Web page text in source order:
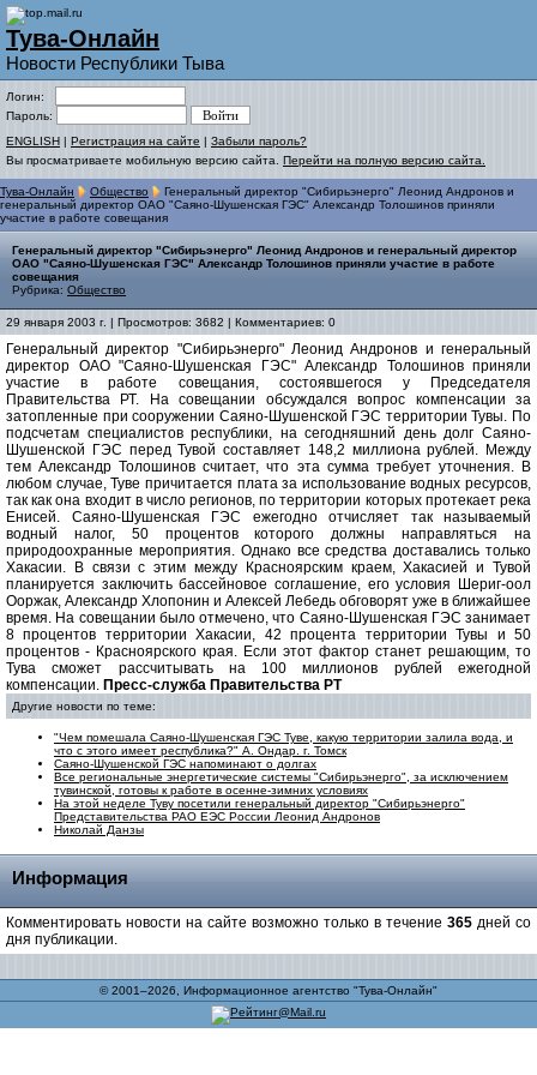
Тува-Онлайн
Новости Республики Тыва
Логин:
Пароль:
ENGLISH | Регистрация на сайте | Забыли пароль?
Вы просматриваете мобильную версию сайта. Перейти на полную версию сайта.
Тува-Онлайн Общество
Генеральный директор "Сибирьэнерго" Леонид Андронов и
генеральный директор ОАО "Саяно-Шушенская ГЭС" Александр Толошинов приняли
участие в работе совещания
Генеральный директор "Сибирьэнерго" Леонид Андронов и генеральный директор
ОАО "Саяно-Шушенская ГЭС" Александр Толошинов приняли участие в работе
совещания
Рубрика: Общество
29 января 2003 г. | Просмотров: 3682 | Комментариев: 0
Генеральный директор "Сибирьэнерго" Леонид Андронов и генеральный
директор ОАО "Саяно-Шушенская ГЭС" Александр Толошинов приняли
участие в работе совещания, состоявшегося у Председателя
Правительства РТ. На совещании обсуждался вопрос компенсации за
затопленные при сооружении Саяно-Шушенской ГЭС территории Тувы. По
подсчетам специалистов республики, на сегодняшний день долг Саяно-
Шушенской ГЭС перед Тувой составляет 148,2 миллиона рублей. Между
тем Александр Толошинов считает, что эта сумма требует уточнения. В
любом случае, Туве причитается плата за использование водных ресурсов,
так как она входит в число регионов, по территории которых протекает река
Енисей. Саяно-Шушенская ГЭС ежегодно отчисляет так называемый
водный налог, 50 процентов которого должны направляться на
природоохранные мероприятия. Однако все средства доставались только
Хакасии. В связи с этим между Красноярским краем, Хакасией и Тувой
планируется заключить бассейновое соглашение, его условия Шериг-оол
Ооржак, Александр Хлопонин и Алексей Лебедь обговорят уже в ближайшее
время. На совещании было отмечено, что Саяно-Шушенская ГЭС занимает
8 процентов территории Хакасии, 42 процента территории Тувы и 50
процентов - Красноярского края. Если этот фактор станет решающим, то
Тува сможет рассчитывать на 100 миллионов рублей ежегодной
компенсации. Пресс-служба Правительства РТ
Другие новости по теме:
"Чем помешала Саяно-Шушенская ГЭС Туве, какую территории залила вода, и
что с этого имеет республика?" А. Ондар. г. Томск
Саяно-Шушенской ГЭС напоминают о долгах
Все региональные энергетические системы "Сибирьэнерго", за исключением
тувинской, готовы к работе в осенне-зимних условиях
На этой неделе Туву посетили генеральный директор "Сибирьэнерго"
Представительства РАО ЕЭС России Леонид Андронов
Николай Данзы
Информация
Комментировать новости на сайте возможно только в течение 365 дней со
дня публикации.
© 2001–2026, Информационное агентство "Тува-Онлайн"